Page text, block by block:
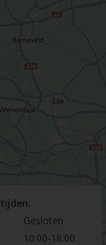
Gesloten
10:00-18:00